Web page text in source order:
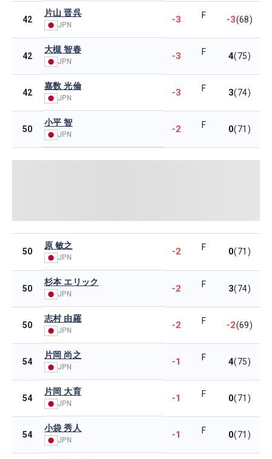
42
片山 晋呉
JPN -3 F -3(68)
42
大槻 智春
JPN -3 F 4(75)
42
嘉数 光倫
JPN -3 F 3(74)
50
小平 智
JPN -2 F 0(71)
50
原 敏之
JPN
-2 F 0(71)
50
杉本 エリック
JPN -2 F 3(74)
50
志村 由羅
JPN -2 F -2(69)
54
片岡 尚之
JPN -1 F 4(75)
54
片岡 大育
JPN -1 F 0(71)
54
小袋 秀人
JPN -1 F 0(71)